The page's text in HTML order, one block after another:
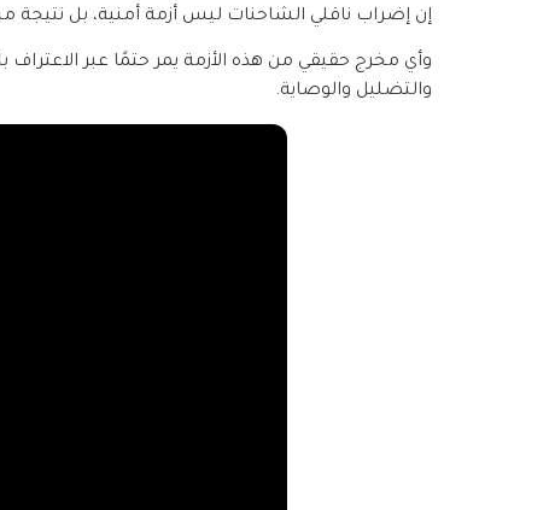
إن إضراب ناقلي الشاحنات ليس أزمة أمنية، بل
وأي مخرج حقيقي من هذه الأزمة يمر حتمًا عبر
والتضليل والوصاية.